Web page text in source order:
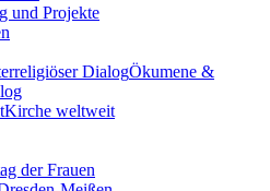
und Projekte
Ökumene &
Kirche weltweit
der Frauen